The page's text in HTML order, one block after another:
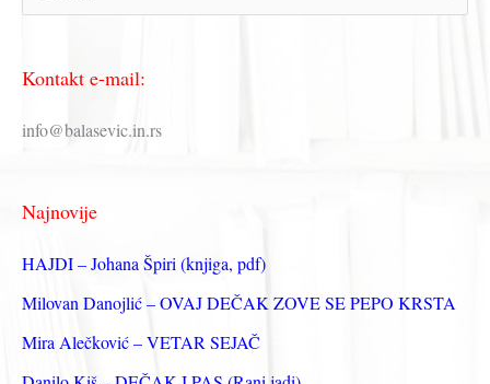
р
т
р
а
з
а
Kontakt e-mail:
info@balasevic.in.rs
Najnovije
HAJDI – Johana Špiri (knjiga, pdf)
Milovan Danojlić – OVAJ DEČAK ZOVE SE PEPO KRSTA
Mira Alečković – VETAR SEJAČ